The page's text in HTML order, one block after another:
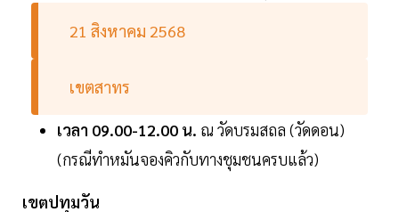
21 สิงหาคม 2568
เขตสาทร
เวลา 09.00-12.00 น. ณ วัดบรมสถล (วัดดอน)
(กรณีทำหมันจองคิวกับทางชุมชนครบแล้ว)
เขตปทุมวัน